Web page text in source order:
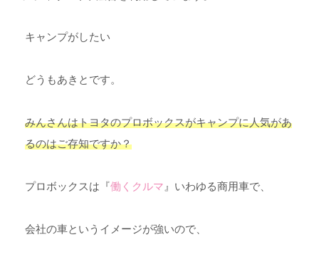
キャンプがしたい
どうもあきとです。
みんさんはトヨタのプロボックスがキャンプに人気があ
るのはご存知ですか？
プロボックスは『働くクルマ 』いわゆる商用車で、
会社の車というイメージが強いので、